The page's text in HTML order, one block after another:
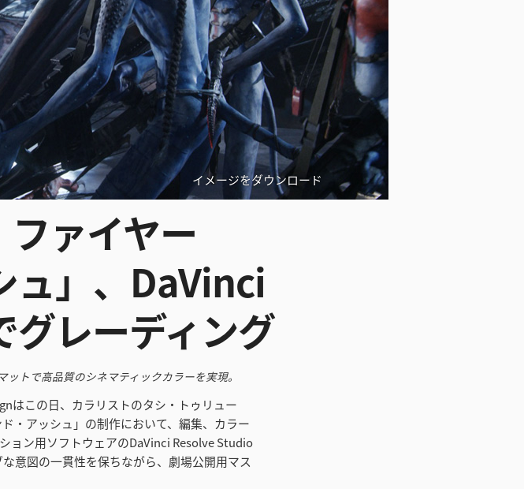
イメージをダウンロード
ファイヤー
」、 DaVinci
レーディング
トで高品質のシネマティックカラーを実現。
はこの日、カラリストのタシ・トゥリュー
・アッシュ」の制作において、編集、カラー
ョン用ソフトウェアのDaVinci Resolve Studio
意図の一貫性を保ちながら、劇場公開用マス